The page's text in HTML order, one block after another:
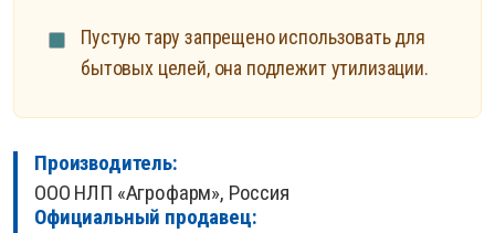
Пустую тару запрещено использовать для
бытовых целей, она подлежит утилизации.
Производитель:
ООО НЛП «Агрофарм», Россия
Официальный продавец: